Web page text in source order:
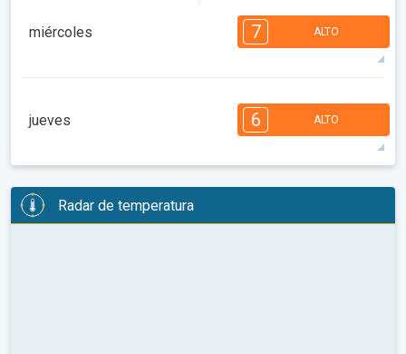
1
14:00
3
14 h 06:41 a.m. 09:18 p.m. 90°máx.
miércoles 7 ALTO
08:00 14:00
4 3
14 h 06:43 a.m. 09:16 p.m. 96°máx.
jueves 6 ALTO
1
08:00
3 4 4 3
Radar de temperatura